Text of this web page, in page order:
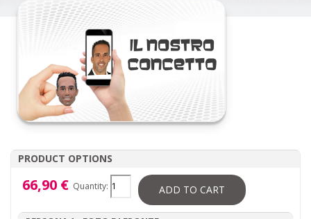
PRODUCT OPTIONS
66,90 € Quantity: ADD TO CART